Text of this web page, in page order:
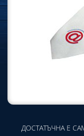
ДОСТАТЪЧНА Е